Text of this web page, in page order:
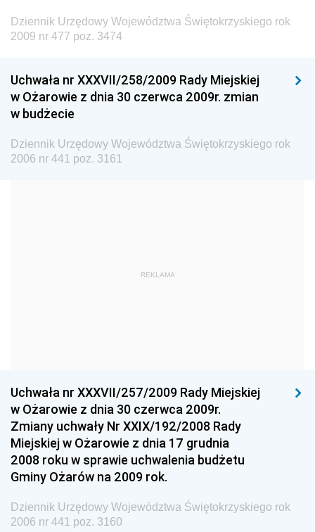
Dziennik Urzędowy Ministra Budownictwa
Dziennik Urzędowy Ministra Nauki i Szkolnictwa
Dziennik Urzędowy Głównego Urzędu Miar
Dziennik Urzędowy Ministra Rolnictwa i Rozwoju Wsi
Sportu
Dziennik Urzędowy Ministra Edukacji i Nauki
Dziennik Urzędowy Ministra Gospodarki
Dziennik Urzędowy Urzędu Ochrony Konkurencji i
Konsumentów
Dziennik Urzędowy Ministra Pracy i Polityki
Społecznej
Dziennik Urzędowy Urzędu Lotnictwa Cywilnego
Dziennik Urzędowy Województwa Świętokrzyskiego rok
2009 nr 477 poz. 3474
Uchwała nr XXXVII/258/2009 Rady Miejskiej
w Ożarowie z dnia 30 czerwca 2009r. zmian
w budżecie
Dziennik Urzędowy Województwa Świętokrzyskiego rok
2006 nr 441 poz. 3161
REKLAMA
Uchwała nr XXXVII/257/2009 Rady Miejskiej
w Ożarowie z dnia 30 czerwca 2009r.
Zmiany uchwały Nr XXIX/192/2008 Rady
Miejskiej w Ożarowie z dnia 17 grudnia
2008 roku w sprawie uchwalenia budżetu
Gminy Ożarów na 2009 rok.
Dziennik Urzędowy Województwa Świętokrzyskiego rok
2006 nr 441 poz. 3160